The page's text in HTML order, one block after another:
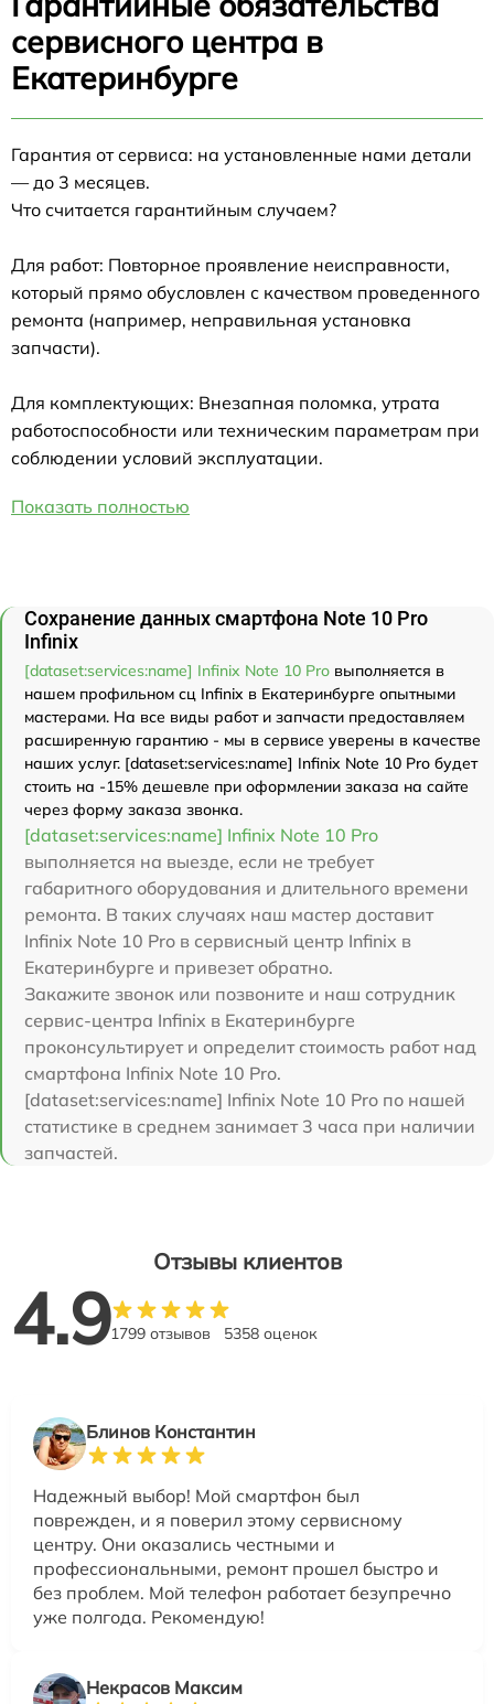
сервисного центра в
Екатеринбурге
Гарантия от сервиса: на установленные нами детали
— до 3 месяцев.
Что считается гарантийным случаем?
Для работ: Повторное проявление неисправности,
который прямо обусловлен с качеством проведенного
ремонта (например, неправильная установка
запчасти).
Для комплектующих: Внезапная поломка, утрата
работоспособности или техническим параметрам при
соблюдении условий эксплуатации.
Показать полностью
Сохранение данных смартфона Note 10 Pro
Infinix
[dataset:services:name] Infinix Note 10 Pro выполняется в
нашем профильном сц Infinix в Екатеринбурге опытными
мастерами. На все виды работ и запчасти предоставляем
расширенную гарантию - мы в сервисе уверены в качестве
наших услуг. [dataset:services:name] Infinix Note 10 Pro будет
стоить на -15% дешевле при оформлении заказа на сайте
через форму заказа звонка.
[dataset:services:name] Infinix Note 10 Pro
выполняется на выезде, если не требует
габаритного оборудования и длительного времени
ремонта. В таких случаях наш мастер доставит
Infinix Note 10 Pro в сервисный центр Infinix в
Екатеринбурге и привезет обратно.
Закажите звонок или позвоните и наш сотрудник
сервис-центра Infinix в Екатеринбурге
проконсультирует и определит стоимость работ над
смартфона Infinix Note 10 Pro.
[dataset:services:name] Infinix Note 10 Pro по нашей
статистике в среднем занимает 3 часа при наличии
запчастей.
Отзывы клиентов
4.91799 отзывов 5358 оценок
Блинов Константин
Надежный выбор! Мой смартфон был
поврежден, и я поверил этому сервисному
центру. Они оказались честными и
профессиональными, ремонт прошел быстро и
без проблем. Мой телефон работает безупречно
уже полгода. Рекомендую!
Некрасов Максим